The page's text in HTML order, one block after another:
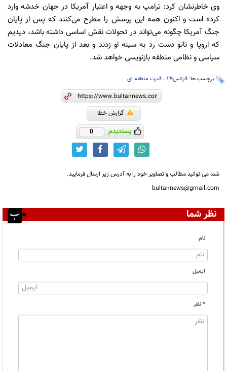
وی خاطرنشان کرد: ترامپ به وجهه و اعتبار آمریکا در جهان خدشه وارد
کرده است و اکنون همه این پرسش را مطرح می‌کنند که پس از پایان
جنگ آمریکا چگونه می‌تواند در تحولات نقش اساسی داشته باشد، دیدیم
که اروپا و ناتو دست رد به سینه او زدند و بعد از پایان جنگ معادلات
سیاسی و نظامی منطقه بازنویسی خواهد شد.
برچسب ها: فرانس24 ، قدرت منطقه ای
گزارش خطا
پسندیدم 0
شما می توانید مطالب و تصاویر خود را به آدرس زیر ارسال فرمایید.
bultannews@gmail.com
نظر شما
نام
ایمیل
* نظر